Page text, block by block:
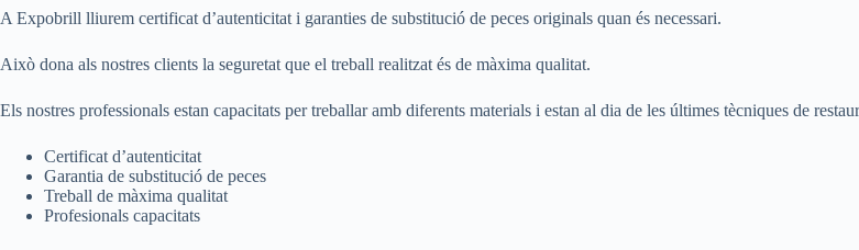
A Expobrill lliurem certificat d’autenticitat i garanties de substitució de peces originals quan és necessari.
Això dona als nostres clients la seguretat que el treball realitzat és de màxima qualitat.
Els nostres professionals estan capacitats per treballar amb diferents materials i estan al dia de les últimes tècniques de
Certificat d’autenticitat
Garantia de substitució de peces
Treball de màxima qualitat
Profesionals capacitats